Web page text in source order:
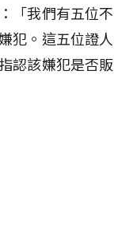
「我們有五位不
犯。這五位證人
認該嫌犯是否販